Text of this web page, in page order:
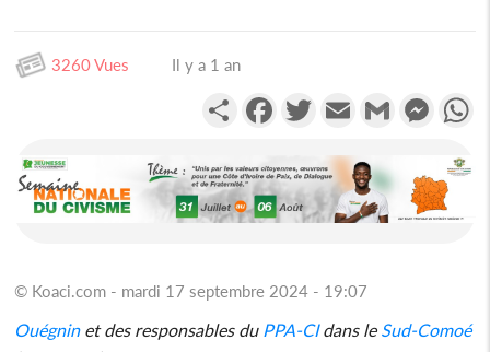
3260 Vues Il y a 1 an
PartagerFacebookTwitterEmail Gmail
© Koaci.com - mardi 17 septembre 2024 - 19:07
Ouégninet des responsables du PPA-CIdans le Sud-Comoé